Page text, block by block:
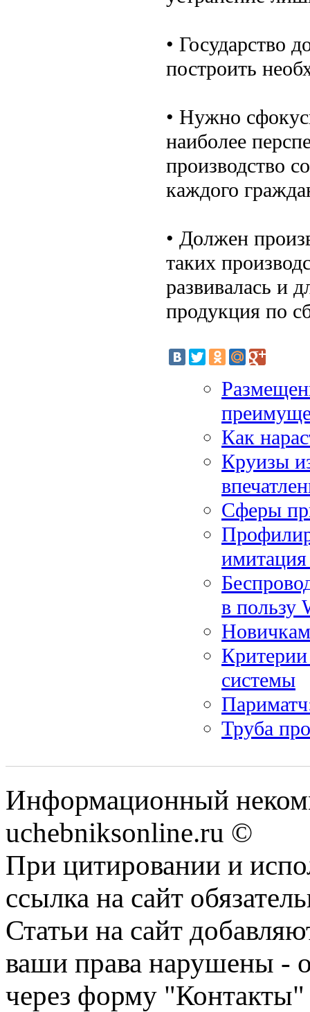
• Государство
построить
• Нужно
наиболее
производство
каждого
• Должен
таких
развивалась и
продукция по
Как
Круизы
Сферы
в пользу
системы
Труба
Информационный
uchebniksonline.ru ©
При цитировании и
ссылка на сайт
Статьи на сайт
ваши права нарушены -
через форму "Контакты"